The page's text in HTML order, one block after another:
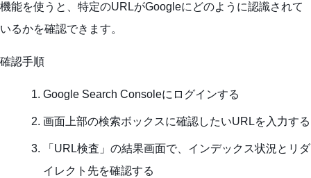
機能を使うと、特定のURLがGoogleにどのように認識されて
いるかを確認できます。
確認手順
Google Search Consoleにログインする
画面上部の検索ボックスに確認したいURLを入力する
「URL検査」の結果画面で、インデックス状況とリダ
イレクト先を確認する